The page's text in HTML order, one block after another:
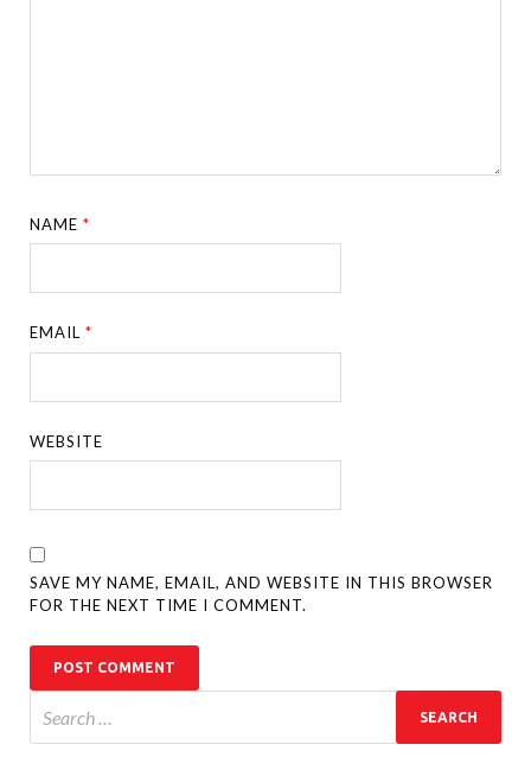
NAME*
EMAIL*
WEBSITE
SAVE MY NAME, EMAIL, AND WEBSITE IN THIS BROWSER
FOR THE NEXT TIME I COMMENT.